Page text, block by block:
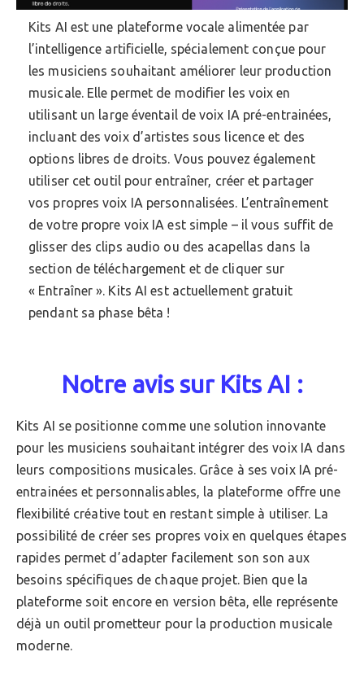
Kits AI est une plateforme vocale alimentée par
l’intelligence artificielle, spécialement conçue pour
les musiciens souhaitant améliorer leur production
musicale. Elle permet de modifier les voix en
utilisant un large éventail de voix IA pré-entrainées,
incluant des voix d’artistes sous licence et des
options libres de droits. Vous pouvez également
utiliser cet outil pour entraîner, créer et partager
vos propres voix IA personnalisées. L’entraînement
de votre propre voix IA est simple – il vous suffit de
glisser des clips audio ou des acapellas dans la
section de téléchargement et de cliquer sur
« Entraîner ». Kits AI est actuellement gratuit
pendant sa phase bêta !
Notre avis sur Kits AI :
Kits AI se positionne comme une solution innovante
pour les musiciens souhaitant intégrer des voix IA dans
leurs compositions musicales. Grâce à ses voix IA pré-
entrainées et personnalisables, la plateforme offre une
flexibilité créative tout en restant simple à utiliser. La
possibilité de créer ses propres voix en quelques étapes
rapides permet d’adapter facilement son son aux
besoins spécifiques de chaque projet. Bien que la
plateforme soit encore en version bêta, elle représente
déjà un outil prometteur pour la production musicale
moderne.